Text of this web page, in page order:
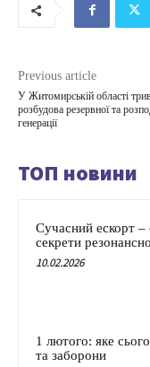
Previous article
У Житомирській області
розбудова резервної та
генерації
ТОП новини
Сучасний ескорт –
секрети
10.02.2026
1 лютого: яке
та заборони